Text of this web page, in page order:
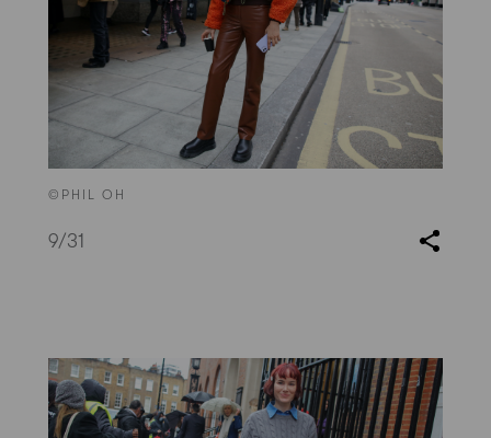
©PHIL OH
9/31